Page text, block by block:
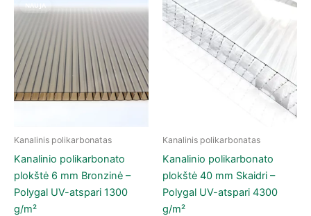
NAUJA
Kanalinis polikarbonatas
Kanalinio polikarbonato
plokštė 6 mm Bronzinė –
Polygal UV-atspari 1300
g/m²
This product has multiple variants. The options may be
Kanalinis polikarbonatas
Kanalinio polikarbonato
plokštė 40 mm Skaidri –
Polygal UV-atspari 4300
g/m²
This product has multiple